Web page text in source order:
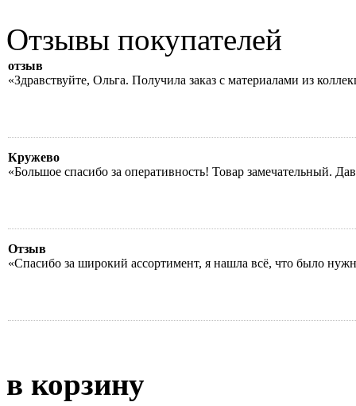
Отзывы покупателей
отзыв
«Здравствуйте, Ольга. Получила заказ с материалами из
Кружево
«Большое спасибо за оперативность! Товар замечательный.
Отзыв
«Спасибо за широкий ассортимент, я нашла всё, что было
в корзину